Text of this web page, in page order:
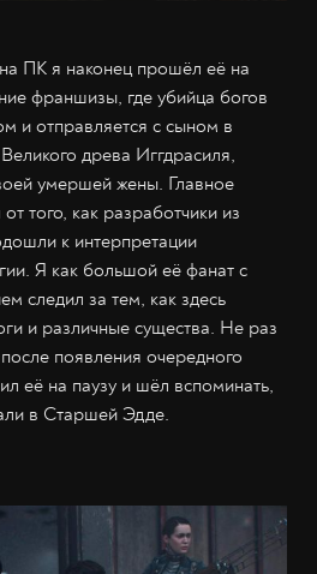
ПК я наконец прошёл её на
франшизы, где убийца богов
и отправляется с сыном в
древа Иггдрасиля,
умершей жены. Главное
того, как разработчики из
к интерпретации
Я как большой её фанат с
следил за тем, как здесь
и различные существа. Не раз
появления очередного
её на паузу и шёл вспоминать,
в Старшей Эдде.